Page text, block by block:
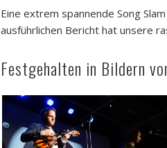
Eine extrem spannende Song
ausführlichen Bericht hat unsere
Festgehalten in Bildern